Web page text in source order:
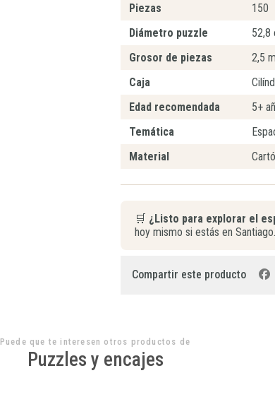
Piezas
150
Diámetro puzzle
52,8
Grosor de piezas
2,5
Caja
Edad recomendada
5+
Temática
Material
🛒 ¿Listo para explorar el
hoy mismo si estás en
Compartir este producto
Puede que te interesen otros productos de
Puzzles y encajes